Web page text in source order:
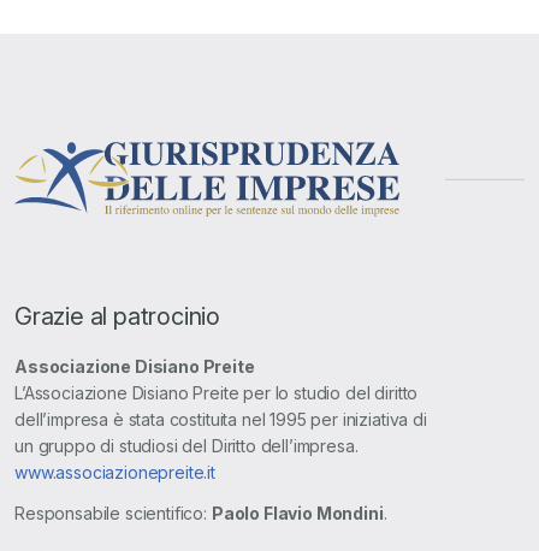
Grazie al patrocinio
Associazione Disiano Preite
L’Associazione Disiano Preite per lo studio del diritto
dell’impresa è stata costituita nel 1995 per iniziativa di
un gruppo di studiosi del Diritto dell’impresa.
www.associazionepreite.it
Responsabile scientifico: Paolo Flavio Mondini.